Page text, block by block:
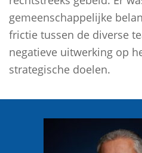
gemeenschappelijke
frictie tussen de diverse
negatieve uitwerking op
strategische doelen.